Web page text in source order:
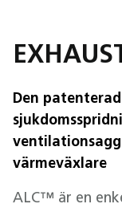
Den
värmeväxlare
ALC™ är en